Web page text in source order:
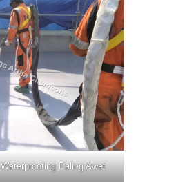
Paling Awet